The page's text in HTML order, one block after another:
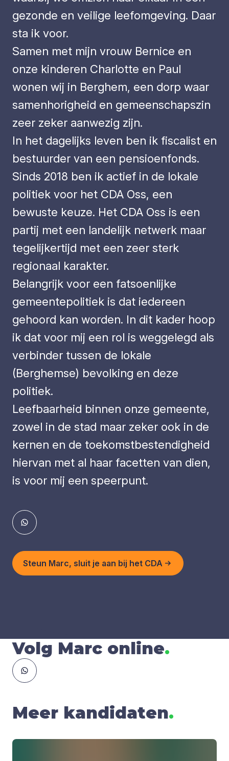
gezonde en veilige leefomgeving. Daar
sta ik voor.
Samen met mijn vrouw Bernice en
onze kinderen Charlotte en Paul
wonen wij in Berghem, een dorp waar
samenhorigheid en gemeenschapszin
zeer zeker aanwezig zijn.
In het dagelijks leven ben ik fiscalist en
bestuurder van een pensioenfonds.
Sinds 2018 ben ik actief in de lokale
politiek voor het CDA Oss, een
bewuste keuze. Het CDA Oss is een
partij met een landelijk netwerk maar
tegelijkertijd met een zeer sterk
regionaal karakter.
Belangrijk voor een fatsoenlijke
gemeentepolitiek is dat iedereen
gehoord kan worden. In dit kader hoop
ik dat voor mij een rol is weggelegd als
verbinder tussen de lokale
(Berghemse) bevolking en deze
politiek.
Leefbaarheid binnen onze gemeente,
zowel in de stad maar zeker ook in de
kernen en de toekomstbestendigheid
hiervan met al haar facetten van dien,
is voor mij een speerpunt.
Steun Marc, sluit je aan bij het CDA
Volg Marc online.
Meer kandidaten.